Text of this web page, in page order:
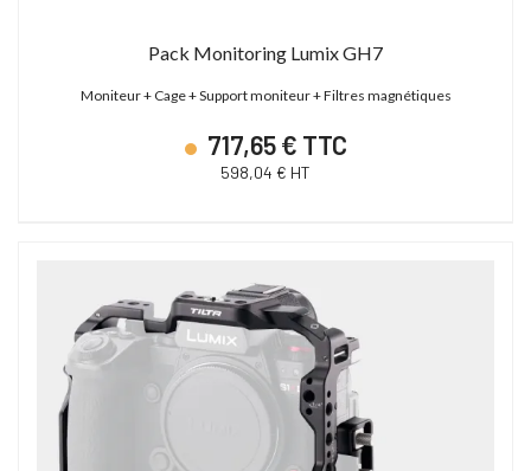
Pack Monitoring Lumix GH7
Moniteur + Cage + Support moniteur + Filtres magnétiques
717,65 € TTC
598,04 € HT